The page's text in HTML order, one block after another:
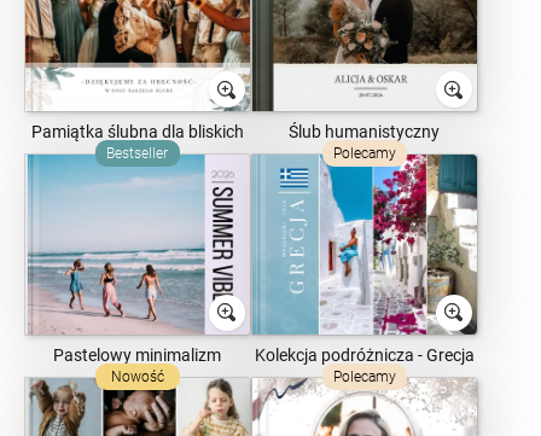
Pamiątka ślubna dla bliskich Ślub humanistyczny
Bestseller
Pastelowy minimalizm
Polecamy
Kolekcja podróżnicza - Grecja
Nowość Polecamy